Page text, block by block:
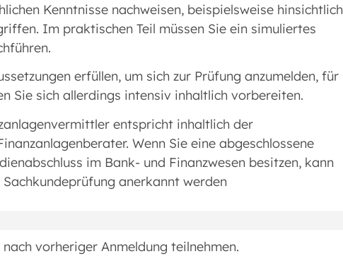
Kenntnisse nachweisen, beispielsweise hinsichtlich
Im praktischen Teil müssen Sie ein simuliertes
erfüllen, um sich zur Prüfung anzumelden, für
Sie sich allerdings intensiv inhaltlich vorbereiten.
entspricht inhaltlich der
Wenn Sie eine abgeschlossene
im Bank- und Finanzwesen besitzen, kann
anerkannt werden
vorheriger Anmeldung teilnehmen.